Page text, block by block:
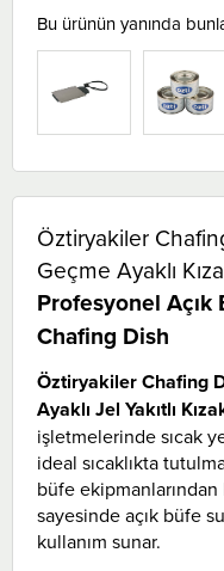
Bu ürünün yanında
Öztiryakiler
Geçme Ayaklı
Profesyonel Açık
Chafing Dish
Öztiryakiler Chafing
Ayaklı Jel Yakıtlı
işletmelerinde sıcak
ideal sıcaklıkta
büfe ekipmanlarından
sayesinde açık büfe
kullanım sunar.